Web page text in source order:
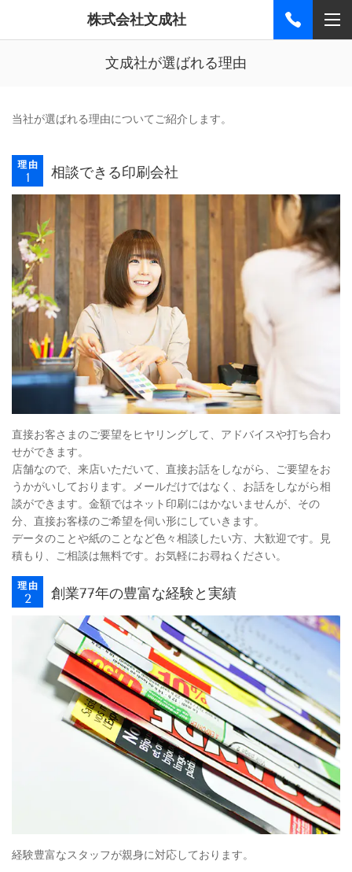
株式会社文成社
文成社が選ばれる理由
当社が選ばれる理由についてご紹介します。
相談できる印刷会社
直接お客さまのご要望をヒヤリングして、アドバイスや打ち合わ
せができます。
店舗なので、来店いただいて、直接お話をしながら、ご要望をお
うかがいしております。メールだけではなく、お話をしながら相
談ができます。金額ではネット印刷にはかないませんが、その
分、直接お客様のご希望を伺い形にしていきます。
データのことや紙のことなど色々相談したい方、大歓迎です。見
積もり、ご相談は無料です。お気軽にお尋ねください。
創業77年の豊富な経験と実績
経験豊富なスタッフが親身に対応しております。